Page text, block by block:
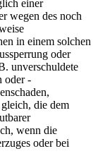
einer
wegen des noch
in einem solchen
oder
unverschuldete
oder -
die dem
wenn die
oder bei